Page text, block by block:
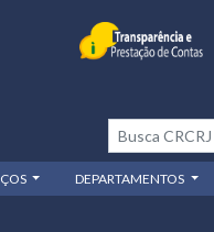
DEPARTAMENTOS